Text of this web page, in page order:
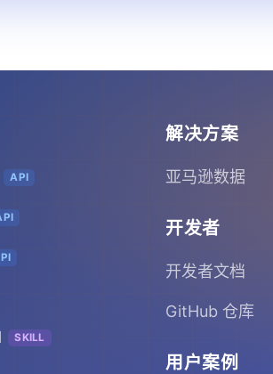
API
SKILL
解决方案
亚马逊数据
开发者
开发者文档
GitHub 仓库
用户案例